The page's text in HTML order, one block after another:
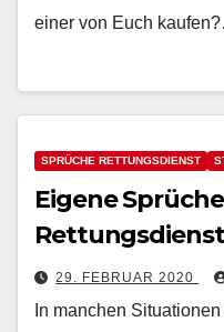
einer von Euch
SPRÜCHE RETTUNGSDIENST
Eigene Sprüche
Rettungsdienst
29. FEBRUAR 2020
In manchen